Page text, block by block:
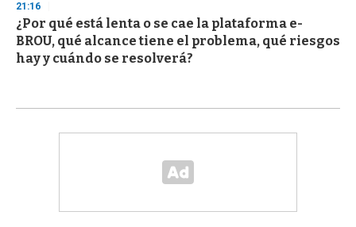
21:16
¿Por qué está lenta o se cae la plataforma e-
BROU, qué alcance tiene el problema, qué riesgos
hay y cuándo se resolverá?